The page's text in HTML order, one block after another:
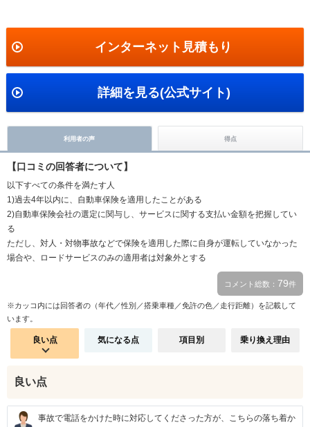
インターネット見積もり
詳細を見る(公式サイト)
利用者の声 得点
【口コミの回答者について】
以下すべての条件を満たす人
1)過去4年以内に、自動車保険を適用したことがある
2)自動車保険会社の選定に関与し、サービスに関する支払い金額を把握してい
る
ただし、対人・対物事故などで保険を適用した際に自身が運転していなかった
場合や、ロードサービスのみの適用者は対象外とする
コメント総数： 79件
※カッコ内には回答者の（年代／性別／搭乗車種／免許の色／走行距離）を記載して
います。
良い点 気になる点 項目別 乗り換え理由
良い点
事故で電話をかけた時に対応してくださった方が、こちらの落ち着か